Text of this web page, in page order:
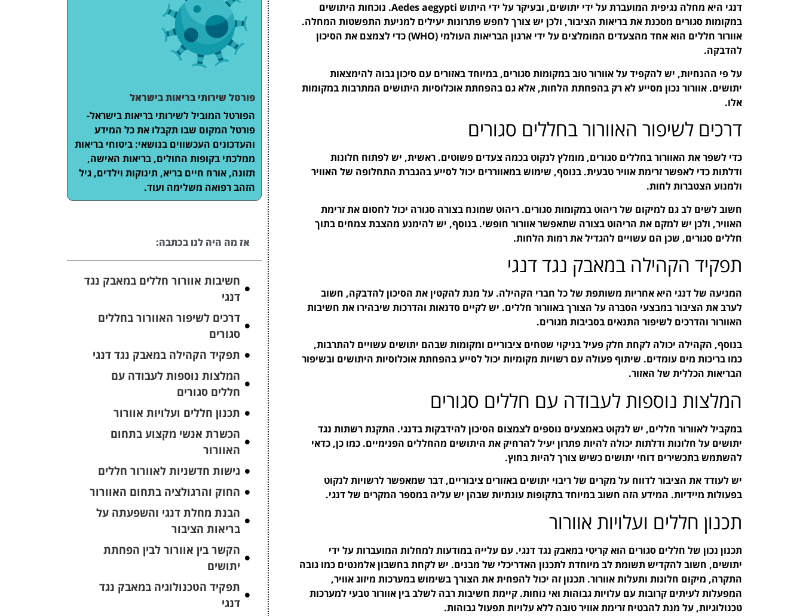
דנגי היא מחלה נגיפית המועברת על ידי יתושים, ובעיקר על ידי היתוש Aedes aegypti. נוכחות היתושים
במקומות סגורים מסכנת את בריאות הציבור, ולכן יש צורך לחפש פתרונות יעילים למניעת התפשטות המחלה.
אוורור חללים הוא אחד מהצעדים המומלצים על ידי ארגון הבריאות העולמי (WHO) כדי לצמצם את הסיכון
להדבקה.
על פי ההנחיות, יש להקפיד על אוורור טוב במקומות סגורים, במיוחד באזורים עם סיכון גבוה להימצאות
יתושים. אוורור נכון מסייע לא רק בהפחתת הלחות, אלא גם בהפחתת אוכלוסיות היתושים המתרבות במקומות
אלו.
דרכים לשיפור האוורור בחללים סגורים
כדי לשפר את האוורור בחללים סגורים, מומלץ לנקוט בכמה צעדים פשוטים. ראשית, יש לפתוח חלונות
ודלתות כדי לאפשר זרימת אוויר טבעית. בנוסף, שימוש במאווררים יכול לסייע בהגברת התחלופה של האוויר
ולמנוע הצטברות לחות.
חשוב לשים לב גם למיקום של ריהוט במקומות סגורים. ריהוט שמונח בצורה סגורה יכול לחסום את זרימת
האוויר, ולכן יש למקם את הריהוט בצורה שתאפשר אוורור חופשי. בנוסף, יש להימנע מהצבת צמחים בתוך
חללים סגורים, שכן הם עשויים להגדיל את רמות הלחות.
תפקיד הקהילה במאבק נגד דנגי
המניעה של דנגי היא אחריות משותפת של כל חברי הקהילה. על מנת להקטין את הסיכון להדבקה, חשוב
לערב את הציבור במבצעי הסברה על הצורך באוורור חללים. יש לקיים סדנאות והדרכות שיבהירו את חשיבות
האוורור והדרכים לשיפור התנאים בסביבות מגורים.
בנוסף, הקהילה יכולה לקחת חלק פעיל בניקוי שטחים ציבוריים ומקומות שבהם יתושים עשויים להתרבות,
כמו בריכות מים עומדים. שיתוף פעולה עם רשויות מקומיות יכול לסייע בהפחתת אוכלוסיות היתושים ובשיפור
הבריאות הכללית של האזור.
המלצות נוספות לעבודה עם חללים סגורים
במקביל לאוורור חללים, יש לנקוט באמצעים נוספים לצמצום הסיכון להידבקות בדנגי. התקנת רשתות נגד
יתושים על חלונות ודלתות יכולה להיות פתרון יעיל להרחיק את היתושים מהחללים הפנימיים. כמו כן, כדאי
להשתמש בתכשירים דוחי יתושים כשיש צורך להיות בחוץ.
יש לעודד את הציבור לדווח על מקרים של ריבוי יתושים באזורים ציבוריים, דבר שמאפשר לרשויות לנקוט
בפעולות מיידיות. המידע הזה חשוב במיוחד בתקופות עונתיות שבהן יש עליה במספר המקרים של דנגי.
תכנון חללים ועלויות אוורור
תכנון נכון של חללים סגורים הוא קריטי במאבק נגד דנגי. עם עלייה במודעות למחלות המועברות על ידי
יתושים, חשוב להקדיש תשומת לב מיוחדת לתכנון האדריכלי של מבנים. יש לקחת בחשבון אלמנטים כמו גובה
התקרה, מיקום חלונות ותעלות אוורור. תכנון זה יכול להפחית את הצורך בשימוש במערכות מיזוג אוויר,
המפעלות לעיתים קרובות עם עלויות גבוהות ואי נוחות. קיימת חשיבות רבה לשלב בין אוורור טבעי למערכות
טכנולוגיות, על מנת להבטיח זרימת אוויר טובה ללא עלויות תפעול גבוהות.
פורטל שירותי בריאות בישראל
הפורטל המוביל לשירותי בריאות בישראל-
פורטל המקום שבו תקבלו את כל המידע
והעדכונים העכשווים בנושאי: ביטוחי בריאות
ממלכתי בקופות החולים, בריאות האישה,
תזונה, אורח חיים בריא, תינוקות וילדים, גיל
הזהב רפואה משלימה ועוד.
אז מה היה לנו בכתבה:
חשיבות אוורור חללים במאבק נגד
דנגי
דרכים לשיפור האוורור בחללים
סגורים
תפקיד הקהילה במאבק נגד דנגי
המלצות נוספות לעבודה עם
חללים סגורים
תכנון חללים ועלויות אוורור
הכשרת אנשי מקצוע בתחום
האוורור
גישות חדשניות לאוורור חללים
החוק והרגולציה בתחום האוורור
הבנת מחלת דנגי והשפעתה על
בריאות הציבור
הקשר בין אוורור לבין הפחתת
יתושים
תפקיד הטכנולוגיה במאבק נגד
דנגי